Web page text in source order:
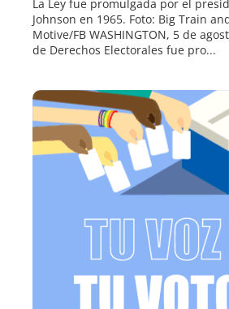
La Ley fue promulgada por el
Johnson en 1965. Foto: Big Train
Motive/FB WASHINGTON, 5 de
de Derechos Electorales fue pro...